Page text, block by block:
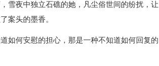
雪夜中独立石礁的她，凡尘俗世间的纷扰，让
案头的墨香。
如何安慰的担心，那是一种不知道如何回复的